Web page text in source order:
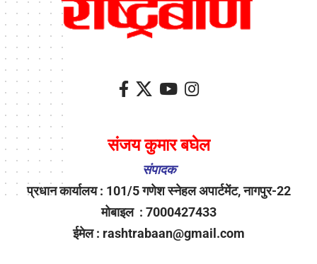
संजय कुमार बघेल
संपादक
प्रधान कार्यालय : 101/5 गणेश स्नेहल अपार्टमेंट, नागपुर-22
मोबाइल : 7000427433
ईमेल : rashtrabaan@gmail.com